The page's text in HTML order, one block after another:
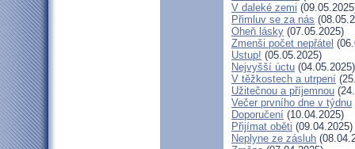
V daleké zemi
Přimluv se za nás
Oheň lásky (07.05.2025)
Zmenši počet nepřátel
Ustup! (05.05.2025)
Nejvyšší úctu (04.05.2025)
V těžkostech a utrpení
Užitečnou a příjemnou
Večer prvního dne v týdnu
Doporučení (10.04.2025)
Přijímat oběti (09.04.2025)
Neplyne ze zásluh